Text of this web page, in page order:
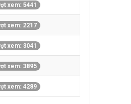
xem: 5441
xem: 2217
xem: 3041
xem: 3895
xem: 4289